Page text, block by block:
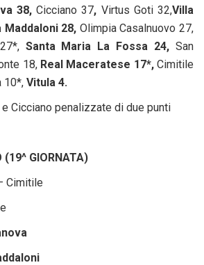
38, Cicciano 37, Virtus Goti 32,Villa
Maddaloni 28, Olimpia Casalnuovo 27,
Santa Maria La Fossa 24,San
18, Real Maceratese 17*,Cimitile
10*, Vitula 4.
Cicciano penalizzate di due punti
(19^ GIORNATA)
Cimitile